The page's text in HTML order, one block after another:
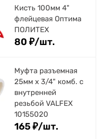
Кисть 100мм 4"
флейцевая Оптима
ПОЛИТЕХ
80 ₽/шт.
Муфта разъемная
25мм х 3/4" комб. с
внутренней
резьбой VALFEX
10155020
165₽/шт.